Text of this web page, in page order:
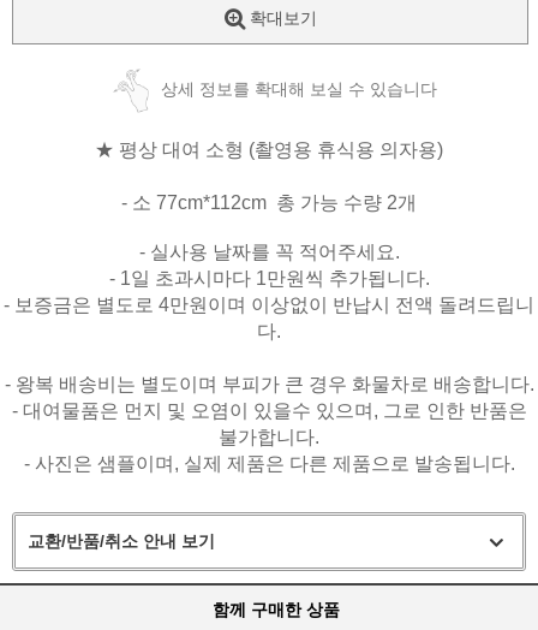
확대보기
상세 정보를 확대해 보실 수 있습니다
★ 평상 대여 소형 (촬영용 휴식용 의자용)
- 소 77cm*112cm 총 가능 수량 2개
- 실사용 날짜를 꼭 적어주세요.
- 1일 초과시마다 1만원씩 추가됩니다.
- 보증금은 별도로 4만원이며 이상없이 반납시 전액 돌려드립니
다.
- 왕복 배송비는 별도이며 부피가 큰 경우 화물차로 배송합니다.
- 대여물품은 먼지 및 오염이 있을수 있으며, 그로 인한 반품은
불가합니다.
- 사진은 샘플이며, 실제 제품은 다른 제품으로 발송됩니다.
교환/반품/취소 안내 보기
함께 구매한 상품